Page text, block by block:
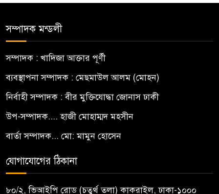
সম্পাদক মন্ডলী
সম্পাদক : খাদিজা আক্তার পূর্ণী
ব্যবস্থাপনা সম্পাদক : মেছমাউল আলম (মোহন)
নির্বাহী সম্পাদক : বীর মুক্তিযোদ্ধা জোনাস ঢাকী
উপ-সম্পাদক.... হাজী মোহাম্মদ মহসীন
বার্তা সম্পাদক... মো: মামুন হোসেন
যোগাযোগের ঠিকানা
৮০/২, ভিআইপি রোড (চতুর্থ তলা) কাকরাইল, ঢাকা-১০০০